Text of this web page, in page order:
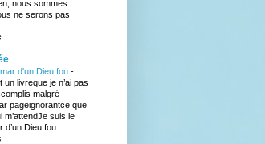
nous sommes
ne serons pas
d'un Dieu fou -
un livreque je n’ai pas
malgré
pageignorantce que
m’attendJe suis le
Dieu fou...